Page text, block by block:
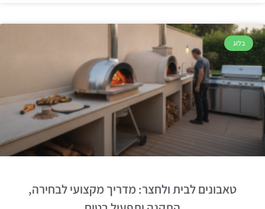
בלוג
טאבונים לבית ולחצר: מדריך מקצועי לבחירה,